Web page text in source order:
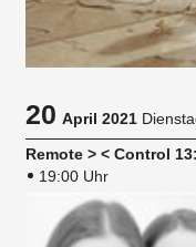
20April 2021
Remote > < Control
19:00 Uhr